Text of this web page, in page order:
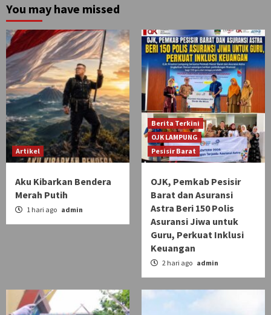
You may have missed
Artikel
Aku Kibarkan Bendera
Merah Putih
1 hari ago admin
Berita Terkini
OJK LAMPUNG
Pesisir Barat
OJK, Pemkab Pesisir
Barat dan Asuransi
Astra Beri 150 Polis
Asuransi Jiwa untuk
Guru, Perkuat Inklusi
Keuangan
2 hari ago admin